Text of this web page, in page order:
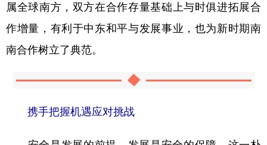
属全球南方，双方在合作存量基础上与时俱进拓展合
作增量，有利于中东和平与发展事业，也为新时期南
南合作树立了典范。
携手把握机遇应对挑战